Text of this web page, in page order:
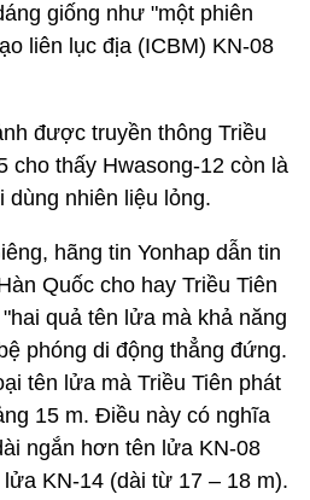
giống như "một phiên
liên lục địa (ICBM) KN-08
được truyền thông Triều
cho thấy Hwasong-12 còn là
dùng nhiên liệu lỏng.
hãng tin Yonhap dẫn tin
Quốc cho hay Triều Tiên
quả tên lửa mà khả năng
phóng di động thẳng đứng.
tên lửa mà Triều Tiên phát
15 m. Điều này có nghĩa
ngắn hơn tên lửa KN-08
KN-14 (dài từ 17 – 18 m).